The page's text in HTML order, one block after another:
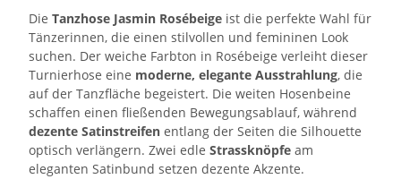
Die Tanzhose Jasmin Rosébeige ist die perfekte Wahl für
Tänzerinnen, die einen stilvollen und femininen Look
suchen. Der weiche Farbton in Rosébeige verleiht dieser
Turnierhose eine moderne, elegante Ausstrahlung, die
auf der Tanzfläche begeistert. Die weiten Hosenbeine
schaffen einen fließenden Bewegungsablauf, während
dezente Satinstreifen entlang der Seiten die Silhouette
optisch verlängern. Zwei edle Strassknöpfe am
eleganten Satinbund setzen dezente Akzente.